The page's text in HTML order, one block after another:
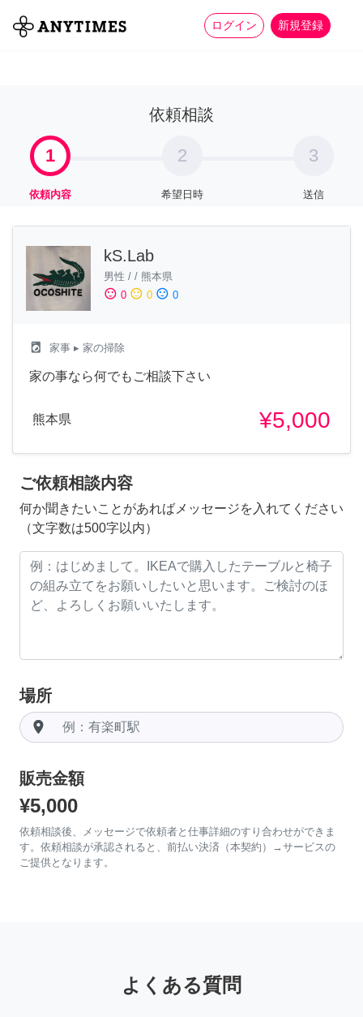
ログイン 新規登録
全て 家事 more_horiz
依頼相談
1
依頼内容
2
希望日時
3
送信
kS.Lab
男性 / / 熊本県
sentiment_satisfied 0 sentiment_neutral 0 sentiment_dissatisfied 0
local_laundry_service 家事 ▸ 家の掃除
家の事なら何でもご相談下さい
熊本県 ¥5,000
ご依頼相談内容
何か聞きたいことがあればメッセージを入れてください
（文字数は500字以内）
場所
room
販売金額
¥5,000
依頼相談後、メッセージで依頼者と仕事詳細のすり合わせができま
す。依頼相談が承認されると、前払い決済（本契約）→サービスの
ご提供となります。
よくある質問